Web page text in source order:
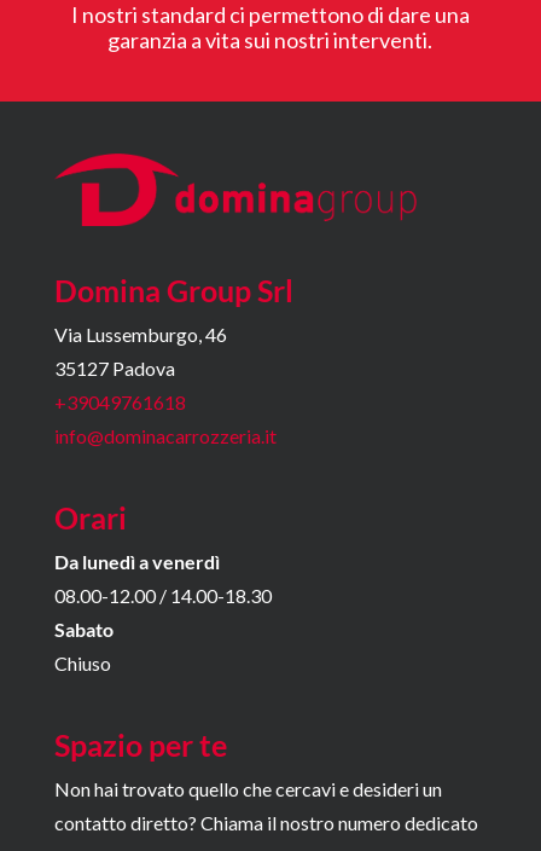
I nostri standard ci permettono di dare una
garanzia a vita sui nostri interventi.
Domina Group Srl
Via Lussemburgo, 46
35127 Padova
+39049761618
info@dominacarrozzeria.it
Orari
Da lunedì a venerdì
08.00-12.00 / 14.00-18.30
Sabato
Chiuso
Spazio per te
Non hai trovato quello che cercavi e desideri un
contatto diretto? Chiama il nostro numero dedicato